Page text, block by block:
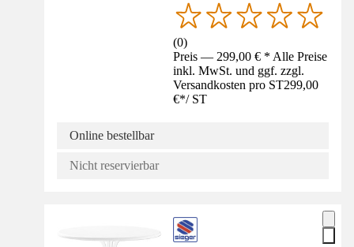
(0)
Preis — 299,00 € * Alle Preise
inkl. MwSt. und ggf. zzgl.
Versandkosten pro ST299,00
€*/ ST
Online bestellbar
Nicht reservierbar